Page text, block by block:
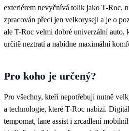
exteriérem nevyčnívá tolik jako T-Roc,
zpracován přeci jen velkoryseji a je o
ale T-Roc velmi dobré univerzální auto,
určitě neztratí a nabídne maximální
Pro koho je určený?
Pro všechny, kteří nepotřebují nutně
a technologie, které T-Roc nabízí.
tempomat, lane assist i zrcadlení